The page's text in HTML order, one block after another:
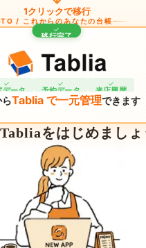
1クリックで移行
TO / これからのあなたの台帳
✓
移行完了
✓
データ
✓
予約データ
✓
来店履歴
Tablia で一元管理できます
をはじめましょ